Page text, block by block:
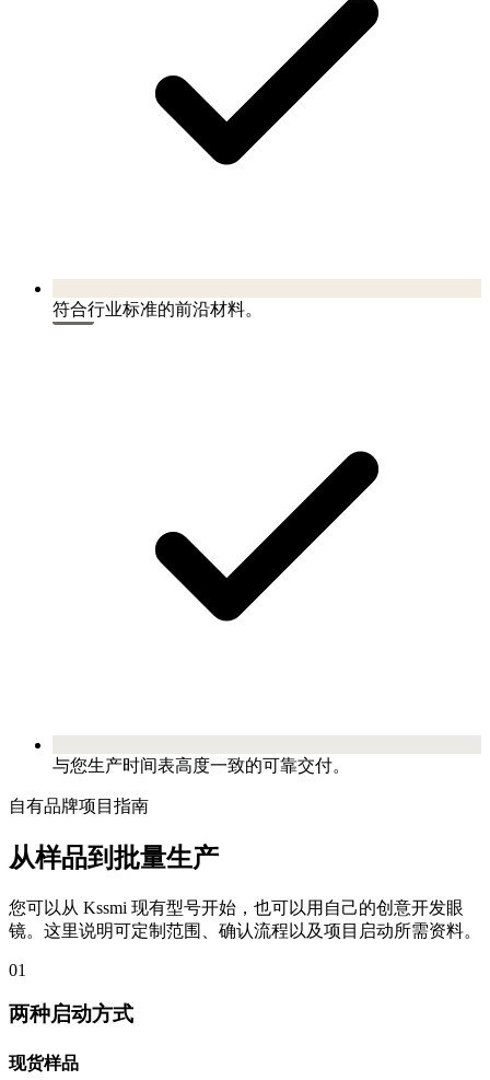
符合行业标准的前沿材料。
与您生产时间表高度一致的可靠交付。
自有品牌项目指南
从样品到批量生产
您可以从 Kssmi 现有型号开始，也可以用自己的创意开发眼
镜。这里说明可定制范围、确认流程以及项目启动所需资料。
01
两种启动方式
现货样品